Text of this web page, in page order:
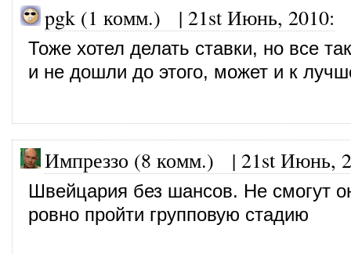
pgk (1 комм.) | 21st Июнь, 2010:
Тоже хотел делать ставки, но все
и не дошли до этого, может и к
Импреззо (8 комм.) | 21st Июнь,
Швейцария без шансов. Не смогут
ровно пройти групповую стадию